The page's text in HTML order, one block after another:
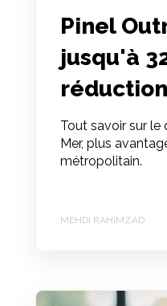
Pinel
jusqu'à
Tout savoir sur le
Mer, plus
métropolitain.
MEHDI RAHIMZAD